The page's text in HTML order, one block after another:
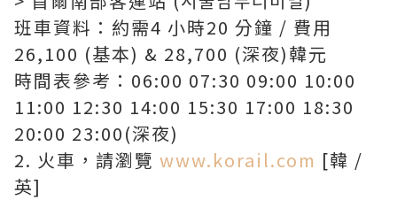
班車資料：約需4 小時20 分鐘 / 費用
26,100 (基本) & 28,700 (深夜)韓元
時間表參考：06:00 07:30 09:00 10:00
11:00 12:30 14:00 15:30 17:00 18:30
20:00 23:00(深夜)
2. 火車，請瀏覽 www.korail.com [韓 /
英]